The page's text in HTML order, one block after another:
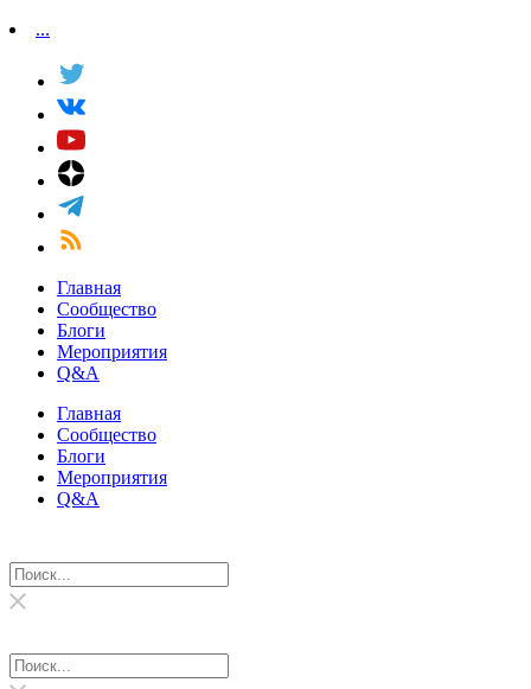
...
Главная
Сообщество
Блоги
Мероприятия
Q&A
Главная
Сообщество
Блоги
Мероприятия
Q&A